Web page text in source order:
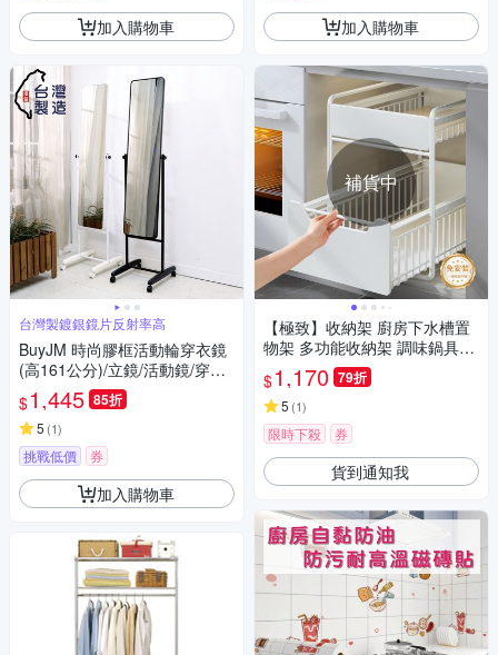
加入購物車
台灣製鍍銀鏡片反射率高
BuyJM 時尚膠框活動輪穿衣鏡
(高161公分)/立鏡/活動鏡/穿衣
鏡
$1,445 85折
5 (1)
挑戰低價 券
加入購物車
加入購物車
補貨中
【極致】收納架 廚房下水槽置
物架 多功能收納架 調味鍋具櫥
櫃拉籃 抽拉式分層架子
$1,170 79折
5 (1)
限時下殺 券
貨到通知我